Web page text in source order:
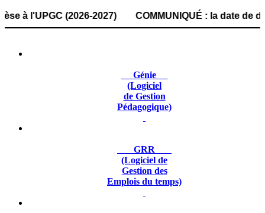
l'UPGC (2026-2027) COMMUNIQUÉ : la date de
Génie
(Logiciel
de Gestion
Pédagogique)
GRR
(Logiciel de
Gestion des
Emplois du temps)